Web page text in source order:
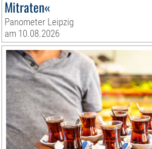
Mitraten«
Panometer Leipzig
am 10.08.2026